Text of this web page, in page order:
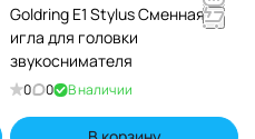
Goldring E1 Stylus Сменная
игла для головки
звукоснимателя
0 0 В наличии